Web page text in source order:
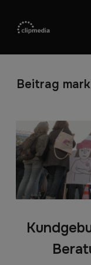
Beitrag